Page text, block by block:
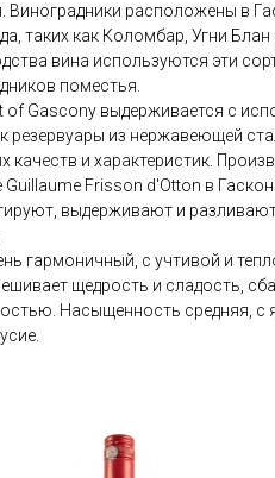
Виноградники расположены в
таких как Коломбар, Угни
вина используются эти
поместья.
of Gascony выдерживается с
резервуары из нержавеющей
качеств и характеристик.
Guillaume Frisson d'Otton в
выдерживают и
гармоничный, с учтивой и
щедрость и сладость,
Насыщенность средняя,